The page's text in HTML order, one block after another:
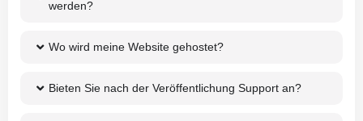
werden?
Wo wird meine Website gehostet?
Bieten Sie nach der Veröffentlichung Support an?